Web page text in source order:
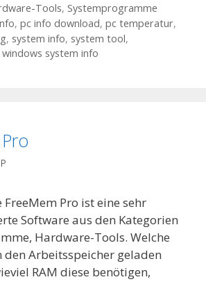
Tools, Systemprogramme
, pc info download, pc temperatur,
, system info, system tool,
windows system info
FreeMem Pro ist eine sehr
Software aus den Kategorien
Hardware-Tools. Welche
den Arbeitsspeicher geladen
RAM diese benötigen,